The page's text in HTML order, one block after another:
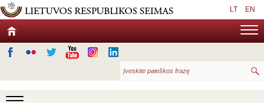
LT EN